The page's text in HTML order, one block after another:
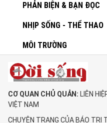
PHẢN BIỆN & BẠN ĐỌC
NHỊP SỐNG - THỂ THAO
MÔI TRƯỜNG
CƠ QUAN CHỦ QUẢN: LIÊN
VIỆT NAM
CHUYÊN TRANG CỦA BÁO TRI